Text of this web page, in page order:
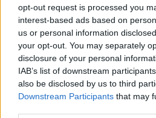
opt-out request is processed you
interest-based ads based on
us or personal information
your opt-out. You may separately
disclosure of your personal
IAB’s list of downstream
also be disclosed by us to third
Downstream Participants that may